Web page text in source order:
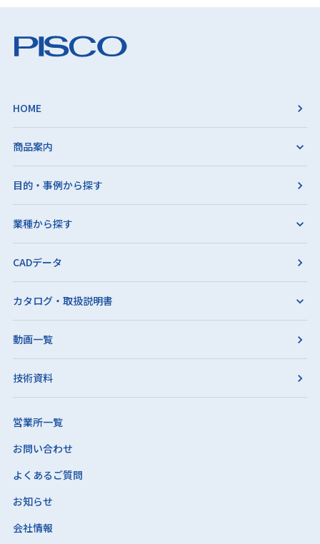
HOME
商品案内
目的・事例から探す
業種から探す
CADデータ
カタログ・取扱説明書
動画一覧
技術資料
営業所一覧
お問い合わせ
よくあるご質問
お知らせ
会社情報